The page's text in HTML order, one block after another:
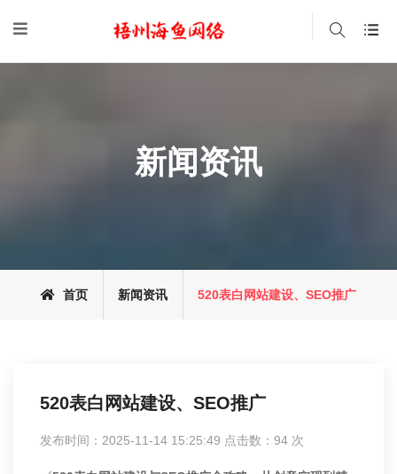
新闻资讯
首页 新闻资讯 520表白网站建设、SEO推广
520表白网站建设、SEO推广
发布时间：2025-11-14 15:25:49 点击数： 94 次